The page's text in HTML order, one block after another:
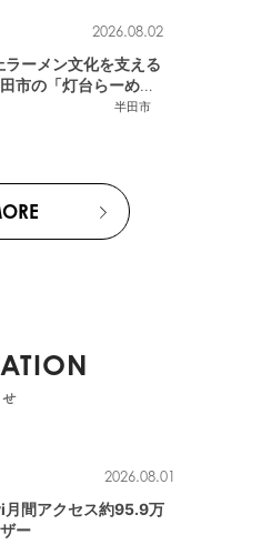
半田市
2026.08.02
ーメン文化を支える
市の「灯台らーめん
へ【熱血ラーメン伝 8
2026.08.01
月間アクセス約95.9万
ー